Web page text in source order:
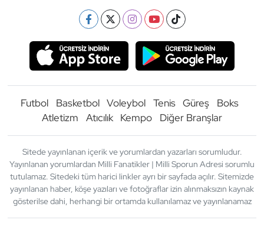
Futbol Basketbol Voleybol Tenis Güreş
Boks
Atletizm
Atıcılık Kempo Diğer Branşlar
Sitede yayınlanan içerik ve yorumlardan yazarları sorumludur.
Yayınlanan yorumlardan Milli Fanatikler | Milli Sporun Adresi sorumlu
tutulamaz. Sitedeki tüm harici linkler ayrı bir sayfada açılır. Sitemizde
yayınlanan haber, köşe yazıları ve fotoğraflar izin alınmaksızın kaynak
gösterilse dahi, herhangi bir ortamda kullanılamaz ve yayınlanamaz